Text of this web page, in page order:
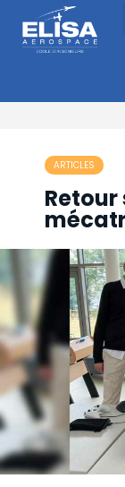
ARTICLES
Retour